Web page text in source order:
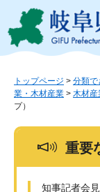
ジ
ュ
トップページ > 分類で
業・木材産業 > 木材産
プ）
重要
知事記者会